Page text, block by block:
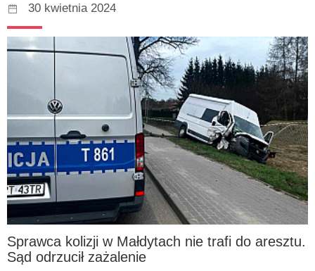
30 kwietnia 2024
Sprawca kolizji w Małdytach nie trafi do aresztu.
Sąd odrzucił zażalenie